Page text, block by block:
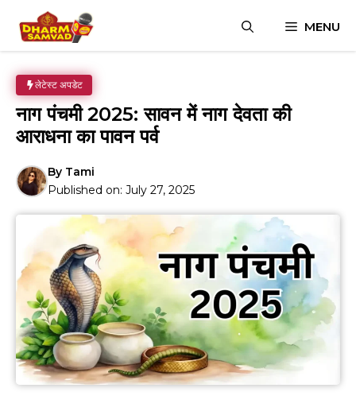
content
MENU
लेटेस्ट अपडेट
नाग पंचमी 2025: सावन में नाग देवता की
आराधना का पावन पर्व
By Tami
Published on: July 27, 2025